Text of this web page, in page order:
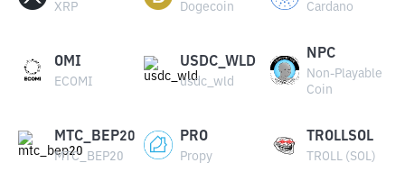
XRP Dogecoin Cardano
OMI
ECOMI
USDC_WLD
usdc_wld
NPC
Non-Playable
Coin
MTC_BEP20
MTC_BEP20
PRO
Propy
TROLLSOL
TROLL (SOL)